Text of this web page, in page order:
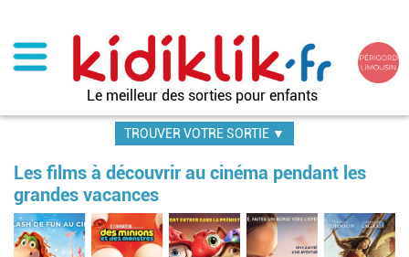
contenu
principal
Le meilleur des sorties pour enfants
TROUVER VOTRE SORTIE ▼
Les films à découvrir au cinéma pendant les
grandes vacances
Image